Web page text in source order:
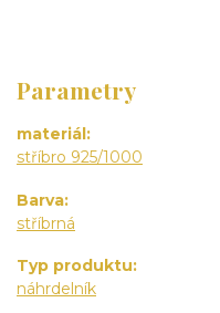
Parametry
materiál
stříbro 925/1000
Barva
stříbrná
Typ produktu
náhrdelník